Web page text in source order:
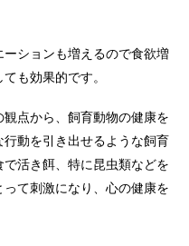
ションも増えるので食欲増
も効果的です。
観点から、飼育動物の健康を
動を引き出せるような飼育
活き餌、特に昆虫類などを
て刺激になり、心の健康を